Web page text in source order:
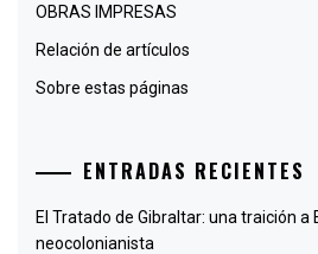
OBRAS IMPRESAS
Relación de artículos
Sobre estas páginas
ENTRADAS RECIENTES
El Tratado de Gibraltar: una traición
neocolonianista